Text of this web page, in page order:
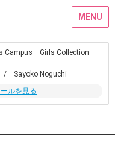
MENU
Campus Girls Collection
/ Sayoko Noguchi
ルを見る